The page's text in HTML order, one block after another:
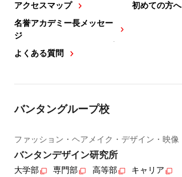
アクセスマップ
名誉アカデミー長メッセー
ジ
よくある質問
初めての方へ
バンタングループ校
ファッション・ヘアメイク・デザイン・映像
バンタンデザイン研究所
大学部 専門部 高等部 キャリア